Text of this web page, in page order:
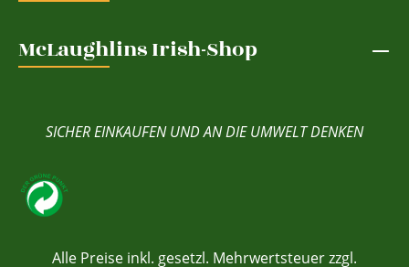
McLaughlins Irish-Shop
SICHER EINKAUFEN UND AN DIE UMWELT DENKEN
Alle Preise inkl. gesetzl. Mehrwertsteuer zzgl.